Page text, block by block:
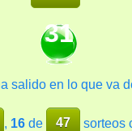
31
salido en lo que va
16de 47 sorteos